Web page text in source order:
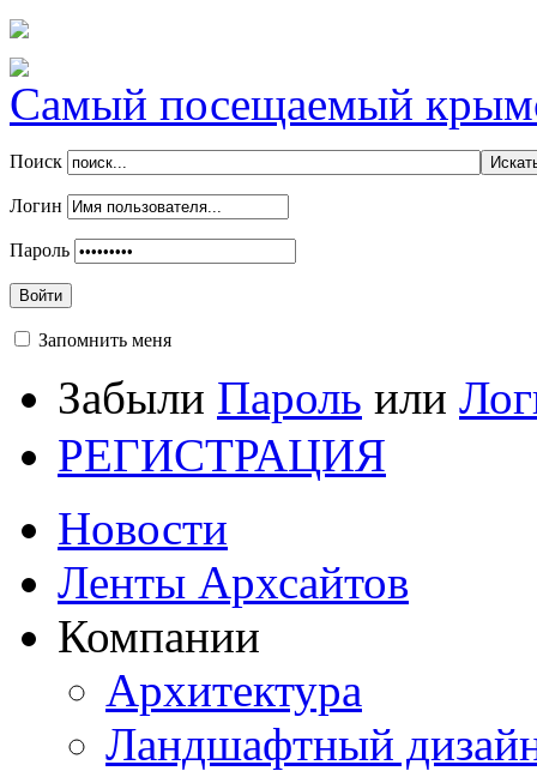
Самый посещаемый
Поиск
Логин
Пароль
Войти
Запомнить меня
Забыли Пароль или
РЕГИСТРАЦИЯ
Новости
Ленты Архсайтов
Компании
Архитектура
Ландшафтный